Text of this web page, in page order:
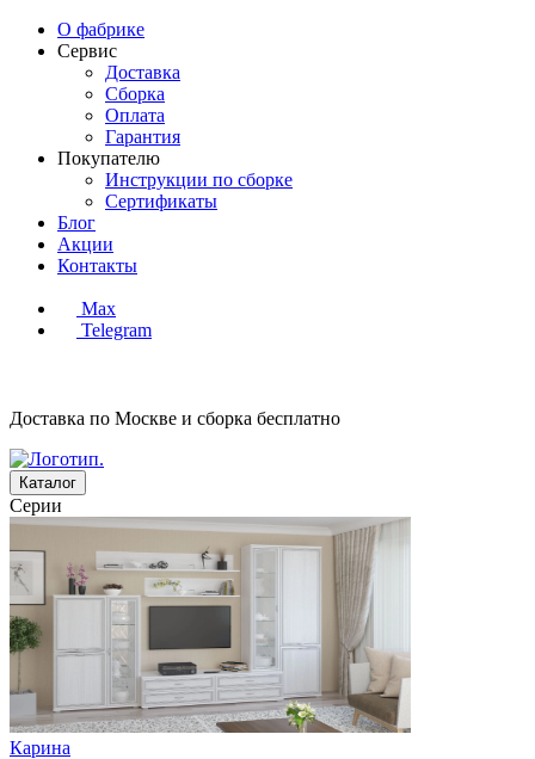
О фабрике
Сервис
Доставка
Сборка
Оплата
Гарантия
Покупателю
Инструкции по сборке
Сертификаты
Блог
Акции
Контакты
Max
Telegram
Доставка по Москве и сборка бесплатно
Каталог
Серии
Карина